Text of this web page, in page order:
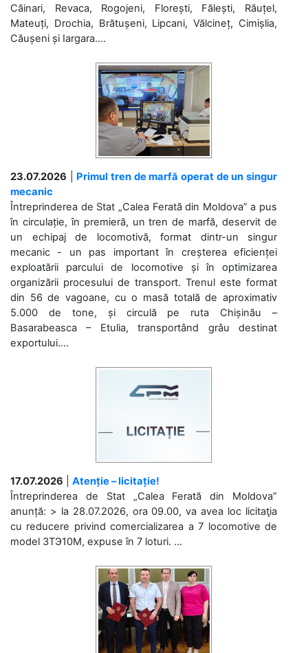
Căinari, Revaca, Rogojeni, Florești, Fălești, Răuțel,
Mateuți, Drochia, Brătușeni, Lipcani, Vălcineț, Cimișlia,
Căușeni și Iargara....
23.07.2026
Primul tren de marfă operat de un singur
mecanic
Întreprinderea de Stat „Calea Ferată din Moldova” a pus
în circulație, în premieră, un tren de marfă, deservit de
un echipaj de locomotivă, format dintr-un singur
mecanic - un pas important în creșterea eficienței
exploatării parcului de locomotive și în optimizarea
organizării procesului de transport. Trenul este format
din 56 de vagoane, cu o masă totală de aproximativ
5.000 de tone, și circulă pe ruta Chișinău –
Basarabeasca – Etulia, transportând grâu destinat
exportului....
17.07.2026
Atenție – licitație!
Întreprinderea de Stat „Calea Ferată din Moldova”
anunță: > la 28.07.2026, ora 09.00, va avea loc licitaţia
cu reducere privind comercializarea a 7 locomotive de
model 3ТЭ10М, expuse în 7 loturi. ...